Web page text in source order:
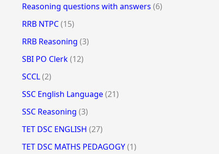
Reasoning questions with answers (6)
RRB NTPC(15)
RRB Reasoning (3)
SBI PO Clerk(12)
SCCL(2)
SSC English Language(21)
SSC Reasoning (3)
TET DSC ENGLISH (27)
TET DSC MATHS PEDAGOGY(1)